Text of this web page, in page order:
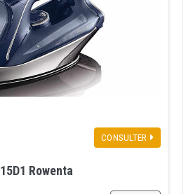
CONSULTER
Rowenta